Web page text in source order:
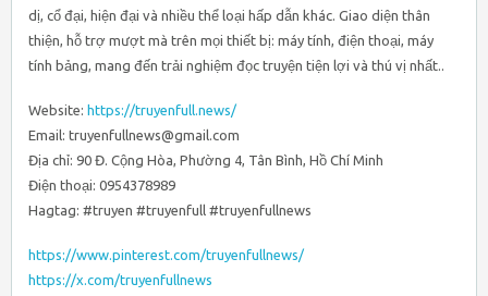
dị, cổ đại, hiện đại và nhiều thể loại hấp dẫn khác. Giao diện thân
thiện, hỗ trợ mượt mà trên mọi thiết bị: máy tính, điện thoại, máy
tính bảng, mang đến trải nghiệm đọc truyện tiện lợi và thú vị nhất..
Website: https://truyenfull.news/
Email: truyenfullnews@gmail.com
Địa chỉ: 90 Đ. Cộng Hòa, Phường 4, Tân Bình, Hồ Chí Minh
Điện thoại: 0954378989
Hagtag: #truyen #truyenfull #truyenfullnews
https://www.pinterest.com/truyenfullnews/
https://x.com/truyenfullnews